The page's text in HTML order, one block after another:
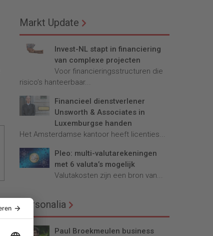
Markt Update
Invest-NL stapt in financiering
van complexe projecten
Voor financieringsstructuren die
risico’s hanteerbaar...
Financieel dienstverlener
Unsworth & Associates in
Luxemburgse handen
Het Amsterdamse kantoor heeft licenties...
Pleo: multi-valutarekeningen
met 6 valuta’s mogelijk
Valutakosten zijn een bron van...
Personalia
Paul Broekmeulen business